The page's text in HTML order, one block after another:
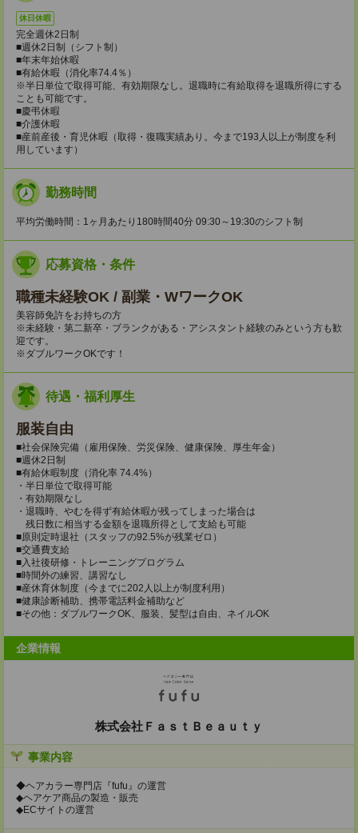
休日休暇
完全週休2日制
■週休2日制（シフト制）
■年末年始休暇
■有給休暇（消化率74.4％）
※半日単位で取得可能、有効期限なし。退職時に有給取得を退職所得にする
ことも可能です。
■慶弔休暇
■介護休暇
■産前産後・育児休暇（取得・復職実績あり。今まで193人以上が制度を利
用しています）
勤務時間
平均労働時間：1ヶ月あたり180時間40分 09:30～19:30のシフト制
応募資格・条件
職種未経験OK / 副業・WワークOK
美容師免許をお持ちの方
※未経験・第二新卒・ブランクがある・アシスタント経験のみという方も歓
迎です。
※ダブルワークOKです！
待遇・福利厚生
服装自由
■社会保険完備（雇用保険、労災保険、健康保険、厚生年金）
■週休2日制
■有給休暇制度（消化率 74.4%）
・半日単位で取得可能
・有効期限なし
・退職時、やむを得ず有給休暇が残ってしまった場合は
残日数に相当する金額を退職所得として支給も可能
■原則定時退社（スタッフの92.5%が残業ゼロ）
■交通費支給
■入社後研修・トレーニングプログラム
■時間外の練習、講習なし
■産休育休制度（今までに202人以上が制度利用）
■健康診断補助、携帯電話料金補助など
■その他：ダブルワークOK、服装、髪型は自由、ネイルOK
企業情報
株式会社ＦａｓｔＢｅａｕｔｙ
事業内容
◆ヘアカラー専門店『fufu』の運営
◆ヘアケア商品の製造・販売
◆ECサイトの運営